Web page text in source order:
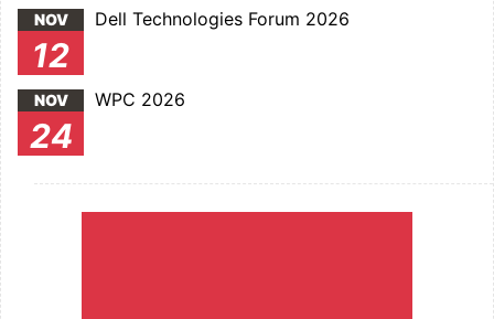
NOV
12
Dell Technologies Forum 2026
NOV
24
WPC 2026